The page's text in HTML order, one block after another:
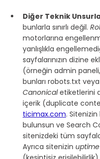
Diğer Teknik
bunlarla sınırlı değil.
motorlarına
yanlışlıkla
sayfalarınızın dizine
(örneğin admin
bunları robots.txt
Canonical etiketlerini
içerik (duplicate
ticimax.com. Sitenizin
bulunsun ve Search
sitenizdeki tüm
Ayrıca sitenizin uptime